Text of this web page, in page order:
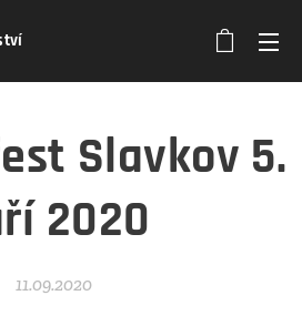
Slavkov 5.
2020
11.09.2020